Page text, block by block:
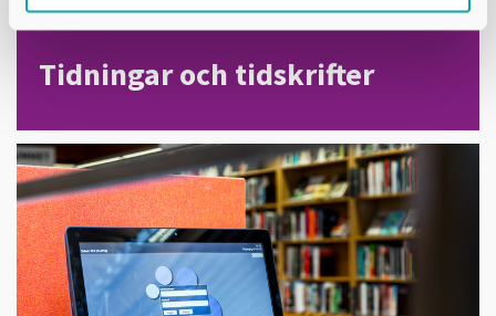
Tidningar och tidskrifter